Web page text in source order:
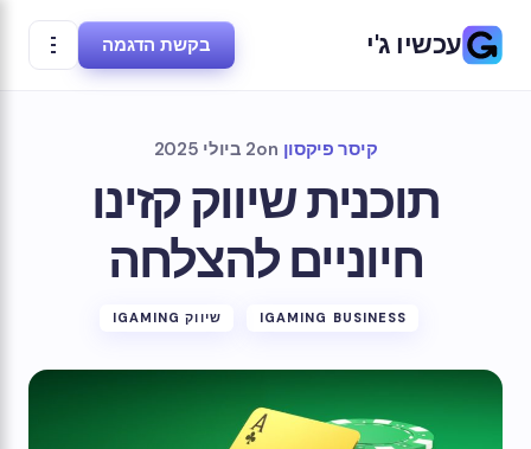
עכשיו ג'י בקשת הדגמה
קיסר פיקסון on2 ביולי 2025
תוכנית שיווק קזינו
חיוניים להצלחה
IGAMING BUSINESS שיווק IGAMING